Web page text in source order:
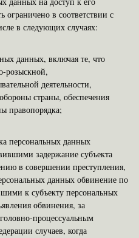
в соответствии с
в следующих случаях:
данных, включая те, что
розыскной,
деятельности,
страны, обеспечения
правопорядка;
персональных данных
задержание субъекта
в совершении преступления,
данных обвинение по
к субъекту персональных
обвинения, за
процессуальным
случаев, когда